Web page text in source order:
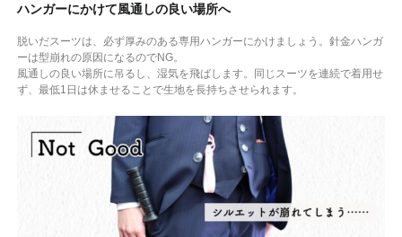
ハンガーにかけて風通しの良い場所へ
脱いだスーツは、必ず厚みのある専用ハンガーにかけましょう。針金ハンガ
ーは型崩れの原因になるのでNG。
風通しの良い場所に吊るし、湿気を飛ばします。同じスーツを連続で着用せ
ず、最低1日は休ませることで生地を長持ちさせられます。